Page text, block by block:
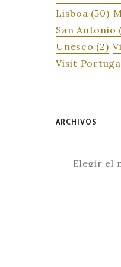
Lisboa (50)
San Antonio
Unesco (2)
Visit
ARCHIVOS